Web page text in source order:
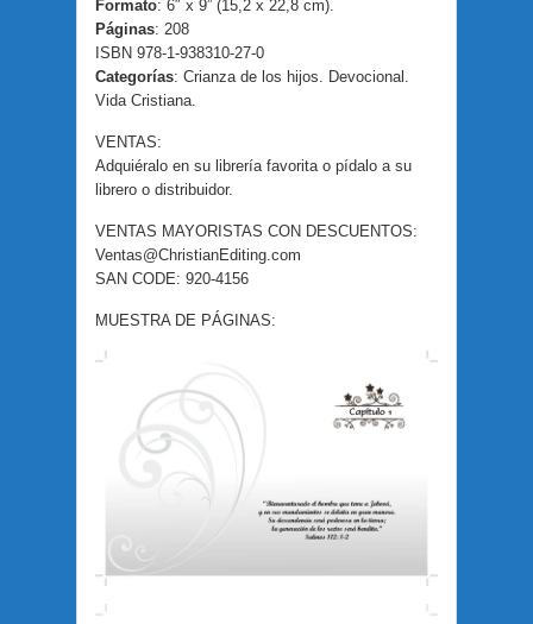
Formato: 6″ x 9” (15,2 x 22,8 cm).
Páginas: 208
ISBN 978-1-938310-27-0
Categorías: Crianza de los hijos. Devocional.
Vida Cristiana.
VENTAS:
Adquiéralo en su librería favorita o pídalo a su
librero o distribuidor.
VENTAS MAYORISTAS CON DESCUENTOS:
Ventas@ChristianEditing.com
SAN CODE: 920-4156
MUESTRA DE PÁGINAS: